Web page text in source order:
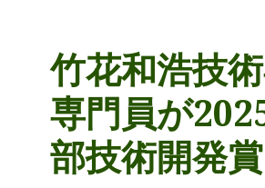
竹花和浩技
専門員が
部技術開発